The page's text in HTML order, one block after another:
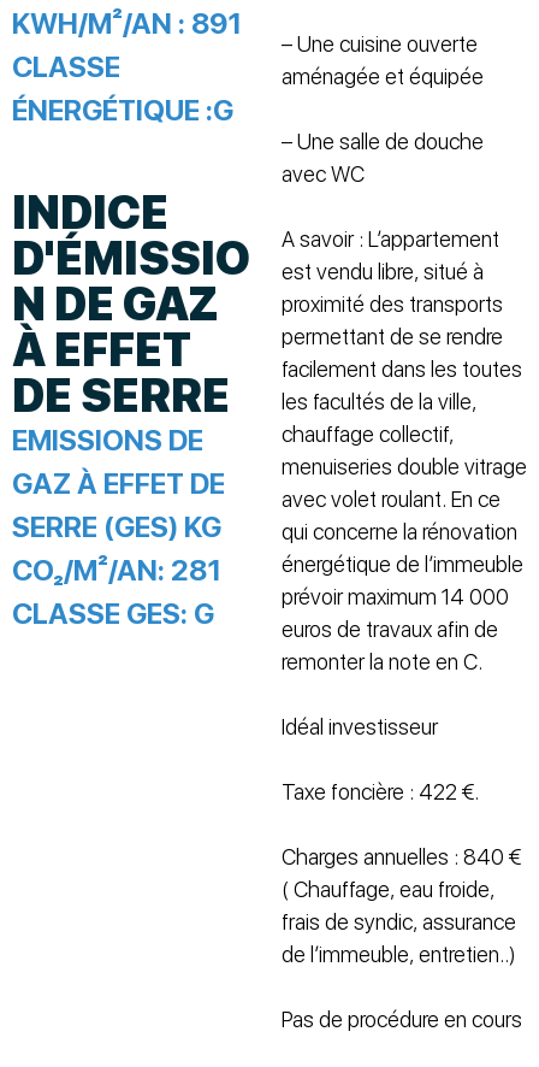
KWH/M²/AN : 891
CLASSE
ÉNERGÉTIQUE :G
INDICE
D'ÉMISSIO
N DE GAZ
À EFFET
DE SERRE
EMISSIONS DE
GAZ À EFFET DE
SERRE (GES) KG
CO₂/M²/AN: 281
CLASSE GES: G
– Une cuisine ouverte
aménagée et équipée
– Une salle de douche
avec WC
A savoir : L’appartement
est vendu libre, situé à
proximité des transports
permettant de se rendre
facilement dans les toutes
les facultés de la ville,
chauffage collectif,
menuiseries double vitrage
avec volet roulant. En ce
qui concerne la rénovation
énergétique de l’immeuble
prévoir maximum 14 000
euros de travaux afin de
remonter la note en C.
Idéal investisseur
Taxe foncière : 422 €.
Charges annuelles : 840 €
( Chauffage, eau froide,
frais de syndic, assurance
de l’immeuble, entretien..)
Pas de procédure en cours